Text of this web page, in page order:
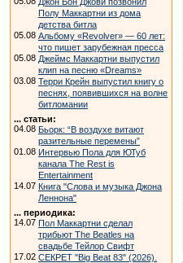
Полу Маккартни из дома
детства битла
05.08 Альбому «Revolver» — 60 лет:
что пишет зарубежная пресса
05.08 Джеймс Маккартни выпустил
клип на песню «Dreams»
03.08 Терри Крейн выпустил книгу о
песнях, появившихся на волне
битломании
... статьи:
04.08 Бьорк: “В воздухе витают
разительные перемены”
01.08 Интервью Пола для ЮТуб
канала The Rest is
Entertainment
14.07 Книга "Слова и музыка Джона
Леннона"
... периодика:
14.07 Пол Маккартни сделал
трибьют The Beatles на
свадьбе Тейлор Свифт
17.02 СЕКРЕТ "Big Beat 83" (2026).